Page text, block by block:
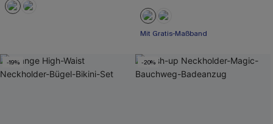
Mit Gratis-Maßband
Paisley/Boho
-19% -20%